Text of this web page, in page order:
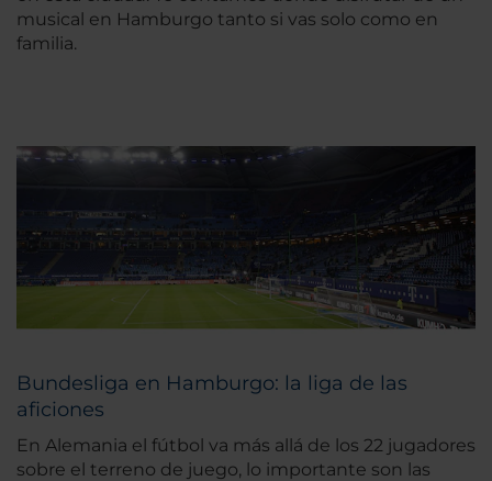
musical en Hamburgo tanto si vas solo como en
familia.
Bundesliga en Hamburgo: la liga de las
aficiones
En Alemania el fútbol va más allá de los 22 jugadores
sobre el terreno de juego, lo importante son las